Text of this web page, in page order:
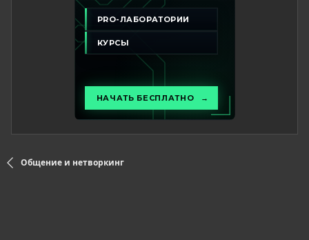
Общение и нетворкинг